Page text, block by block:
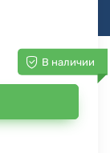
В наличии